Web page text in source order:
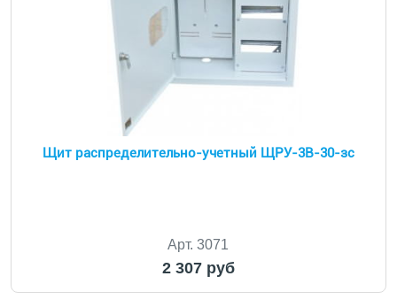
Щит распределительно-учетный ЩРУ-3В-30-зс
Арт. 3071
2 307 руб